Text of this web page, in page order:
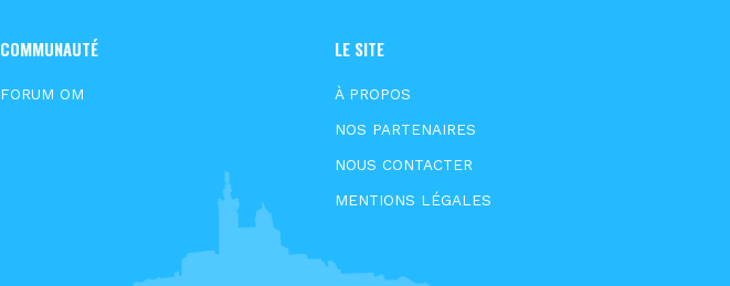
COMMUNAUTÉ
FORUM OM
LE SITE
À PROPOS
NOS PARTENAIRES
NOUS CONTACTER
MENTIONS LÉGALES